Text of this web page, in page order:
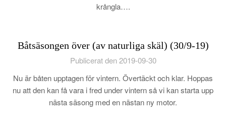
krångla….
Båtsäsongen över (av naturliga skäl) (30/9-19)
Publicerat den 2019-09-30
Nu är båten upptagen för vintern. Övertäckt och klar. Hoppas
nu att den kan få vara i fred under vintern så vi kan starta upp
nästa säsong med en nästan ny motor.